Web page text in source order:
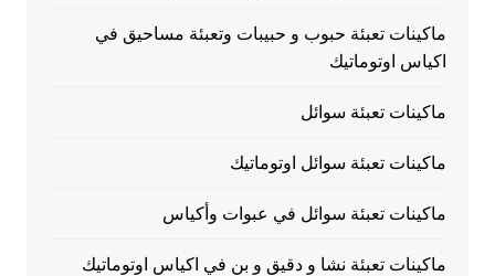
ماكينات تعبئة حبوب و حبيبات وتعبئة مساحيق في
اكياس اوتوماتيك
ماكينات تعبئة سوائل
ماكينات تعبئة سوائل اوتوماتيك
ماكينات تعبئة سوائل في عبوات وأكياس
ماكينات تعبئة نشا و دقيق و بن في اكياس اوتوماتيك